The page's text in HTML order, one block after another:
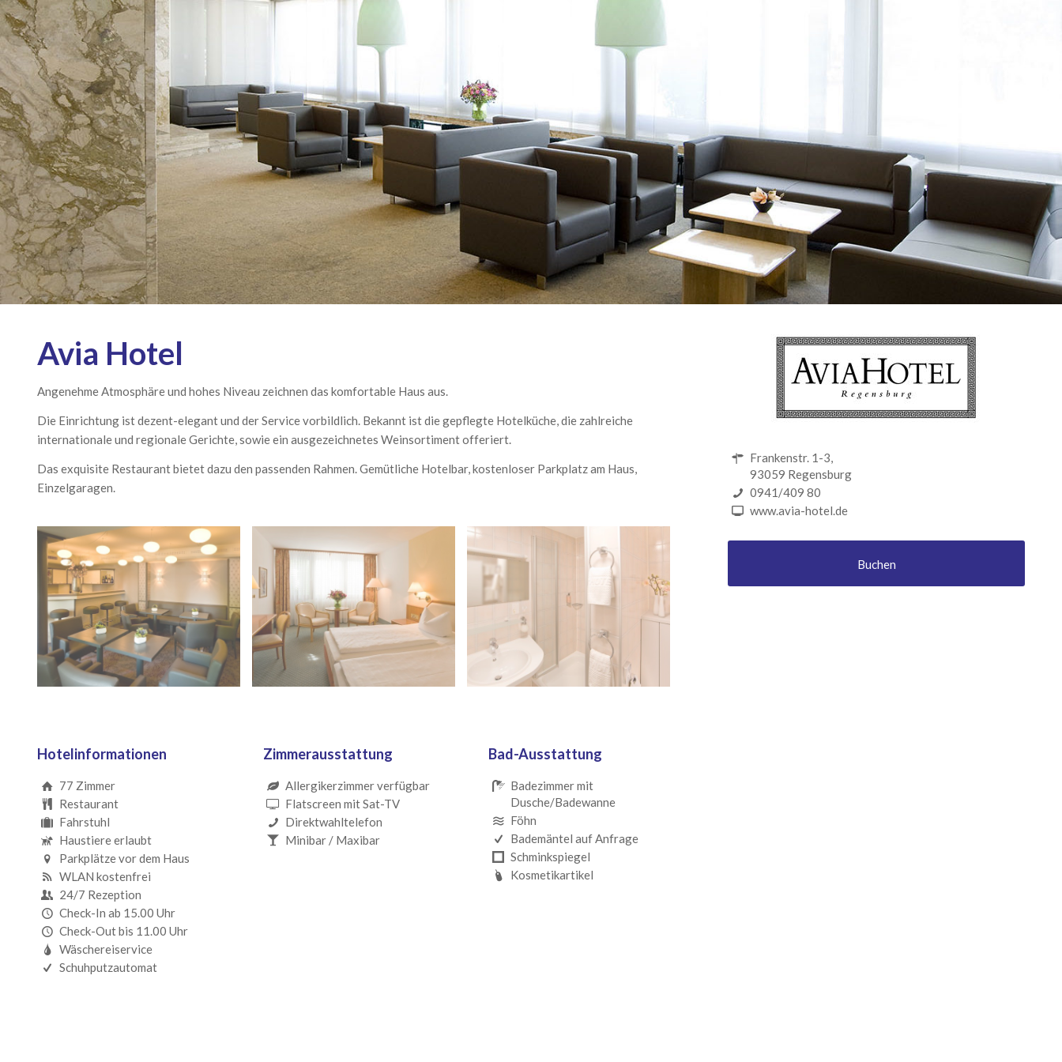
Avia Hotel
Angenehme Atmosphäre und hohes Niveau zeichnen das komfortable Haus aus.
Die Einrichtung ist dezent-elegant und der Service vorbildlich. Bekannt ist die gepflegte Hotelküche, die zahlreiche
internationale und regionale Gerichte, sowie ein ausgezeichnetes Weinsortiment offeriert.
Das exquisite Restaurant bietet dazu den passenden Rahmen. Gemütliche Hotelbar, kostenloser Parkplatz am Haus,
Einzelgaragen.
Hotelinformationen
77 Zimmer
Restaurant
Fahrstuhl
Haustiere erlaubt
Parkplätze vor dem Haus
WLAN kostenfrei
24/7 Rezeption
Check-In ab 15.00 Uhr
Check-Out bis 11.00 Uhr
Wäschereiservice
Schuhputzautomat
Zimmerausstattung
Allergikerzimmer verfügbar
Flatscreen mit Sat-TV
Direktwahltelefon
Minibar / Maxibar
Bad-Ausstattung
Badezimmer mit
Dusche/Badewanne
Föhn
Bademäntel auf Anfrage
Schminkspiegel
Kosmetikartikel
Frankenstr. 1-3,
93059 Regensburg
0941/409 80
www.avia-hotel.de
Buchen